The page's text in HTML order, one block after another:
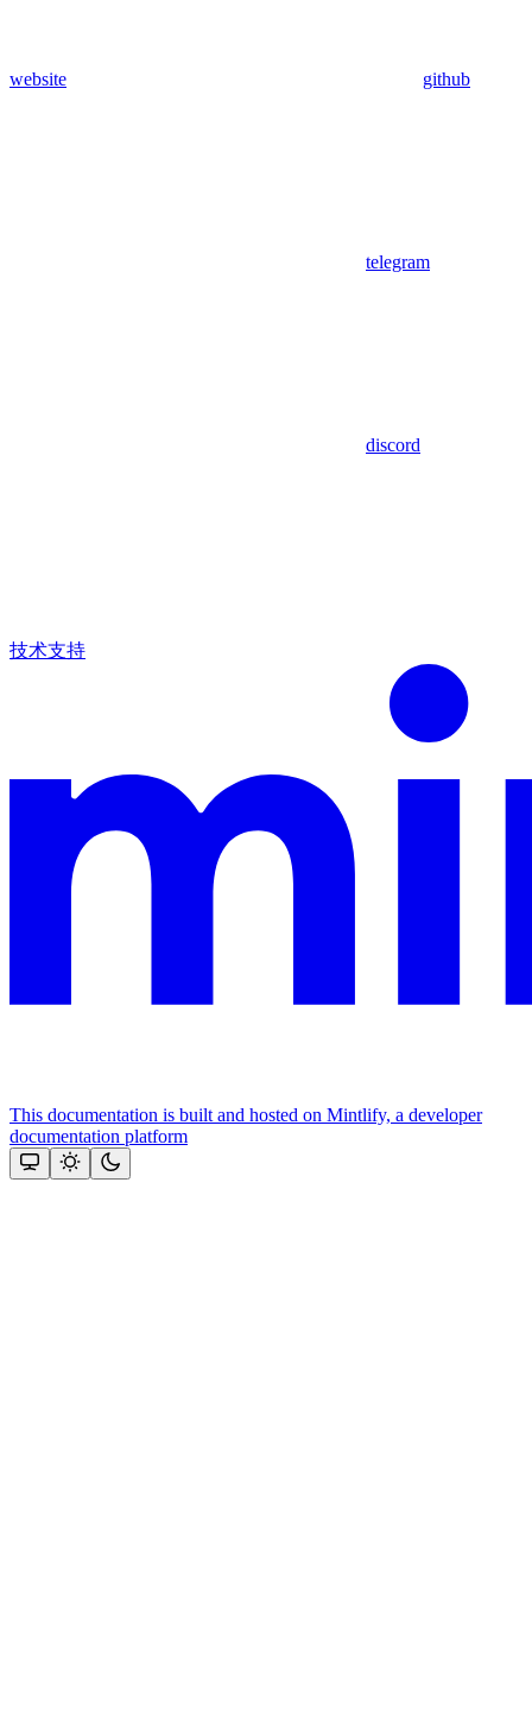
website github
telegram
discord
技术支持
This documentation is built and hosted on Mintlify, a developer
documentation platform